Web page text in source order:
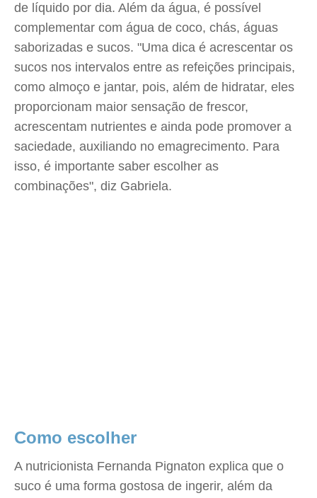
de líquido por dia. Além da água, é possível
complementar com água de coco, chás, águas
saborizadas e sucos. "Uma dica é acrescentar os
sucos nos intervalos entre as refeições principais,
como almoço e jantar, pois, além de hidratar, eles
proporcionam maior sensação de frescor,
acrescentam nutrientes e ainda pode promover a
saciedade, auxiliando no emagrecimento. Para
isso, é importante saber escolher as
combinações", diz Gabriela.
Como escolher
A nutricionista Fernanda Pignaton explica que o
suco é uma forma gostosa de ingerir, além da